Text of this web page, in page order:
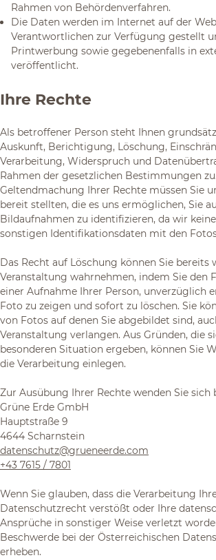
Rahmen von Behördenverfahren.
Die Daten werden im Internet auf der
Verantwortlichen zur Verfügung gestellt
Printwerbung sowie gegebenenfalls in
veröffentlicht.
Ihre Rechte
Als betroffener Person steht Ihnen
Auskunft, Berichtigung, Löschung,
Verarbeitung, Widerspruch und
Rahmen der gesetzlichen Bestimmungen
Geltendmachung Ihrer Rechte müssen Sie
bereit stellten, die es uns ermöglichen, Sie
Bildaufnahmen zu identifizieren, da wir
sonstigen Identifikationsdaten mit den
Das Recht auf Löschung können Sie bereits
Veranstaltung wahrnehmen, indem Sie den
einer Aufnahme Ihrer Person, unverzüglich
Foto zu zeigen und sofort zu löschen. Sie
von Fotos auf denen Sie abgebildet sind,
Veranstaltung verlangen. Aus Gründen, die
besonderen Situation ergeben, können Sie
die Verarbeitung einlegen.
Zur Ausübung Ihrer Rechte wenden Sie sich
Grüne Erde GmbH
Hauptstraße 9
4644 Scharnstein
datenschutz@grueneerde.com
+43 7615 / 7801
Wenn Sie glauben, dass die Verarbeitung
Datenschutzrecht verstößt oder Ihre
Ansprüche in sonstiger Weise verletzt
Beschwerde bei der Österreichischen
erheben.